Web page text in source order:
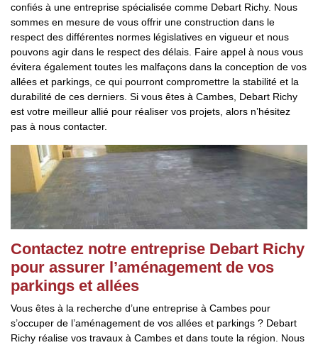
confiés à une entreprise spécialisée comme Debart Richy. Nous
sommes en mesure de vous offrir une construction dans le
respect des différentes normes législatives en vigueur et nous
pouvons agir dans le respect des délais. Faire appel à nous vous
évitera également toutes les malfaçons dans la conception de vos
allées et parkings, ce qui pourront compromettre la stabilité et la
durabilité de ces derniers. Si vous êtes à Cambes, Debart Richy
est votre meilleur allié pour réaliser vos projets, alors n’hésitez
pas à nous contacter.
Contactez notre entreprise Debart Richy
pour assurer l’aménagement de vos
parkings et allées
Vous êtes à la recherche d’une entreprise à Cambes pour
s’occuper de l’aménagement de vos allées et parkings ? Debart
Richy réalise vos travaux à Cambes et dans toute la région. Nous